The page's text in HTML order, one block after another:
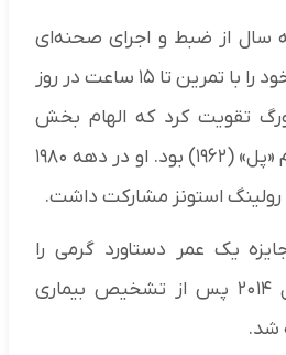
رالینز سه سال از ضبط و اجرای صحنه‌ای
فاصله گرفت و مهارت خود را با تمرین تا ۱۵ ساعت در روز
تقویت کرد که الهام‌ بخش
آلبوم بازگشت او به نام «پل» (۱۹۶۲) بود. او در دهه ۱۹۸۰
رولینگ استونز مشارکت داشت.
در سال ۲۰۰۴ جایزه یک عمر دستاورد گرمی را
دریافت کرد و در سال ۲۰۱۴ پس از تشخیص بیماری
شد.